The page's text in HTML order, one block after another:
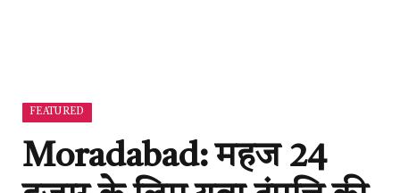
FEATURED
Moradabad: महज 24